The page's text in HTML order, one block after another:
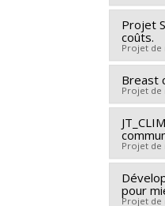
Projet
coûts.
Projet de
Co-
Breast
Projet de
Co-
Projet de
Co-
pour
Projet de